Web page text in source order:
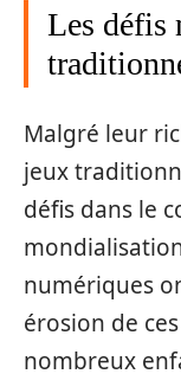
Les défis
Malgré leur
jeux
défis dans le
numériques
érosion de
nombreux